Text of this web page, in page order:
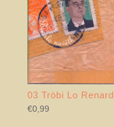
03 Tròbi Lo Renard
€0,99